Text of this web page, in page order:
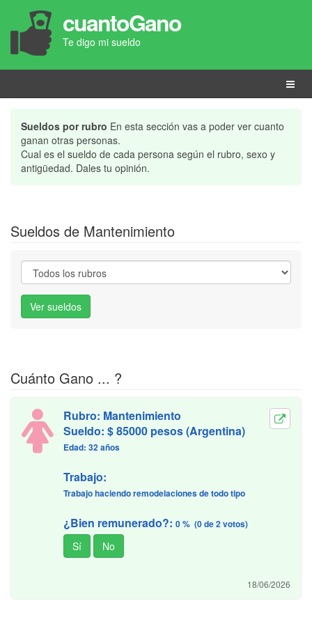
cuantoGano
Te digo mi sueldo
Menú
Sueldos por rubro En esta sección vas a poder ver cuanto
ganan otras personas.
Cual es el sueldo de cada persona según el rubro, sexo y
antigüedad. Dales tu opinión.
Sueldos de Mantenimiento
Cuánto Gano ... ?
Rubro: Mantenimiento
Sueldo: $ 85000 pesos (Argentina)
Edad: 32 años
Trabajo:
Trabajo haciendo remodelaciones de todo tipo
¿Bien remunerado?: 0 % (0 de 2 votos)
18/06/2026